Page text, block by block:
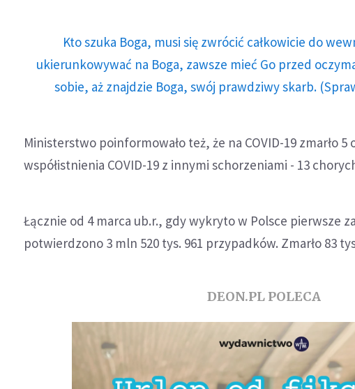
Kto szuka Boga, musi się zwrócić całkowicie do
ukierunkowywać na Boga, zawsze mieć Go przed
sobie, aż znajdzie Boga, swój prawdziwy skarb.
Ministerstwo poinformowało też, że na COVID-19 zmarło 5
współistnienia COVID-19 z innymi schorzeniami - 13
Łącznie od 4 marca ub.r., gdy wykryto w Polsce pierwsze
potwierdzono 3 mln 520 tys. 961 przypadków. Zmarło 83
DEON.PL POLECA